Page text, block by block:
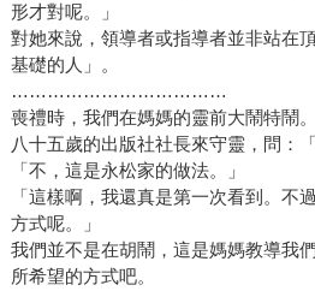
形才對呢。」
對她來說，領導者或指導者並非站在
基礎的人」。
………………………………
喪禮時，我們在媽媽的靈前大鬧特鬧。
八十五歲的出版社社長來守靈，問：
「不，這是永松家的做法。」
「這樣啊，我還真是第一次看到。不
方式呢。」
我們並不是在胡鬧，這是媽媽教導我
所希望的方式吧。